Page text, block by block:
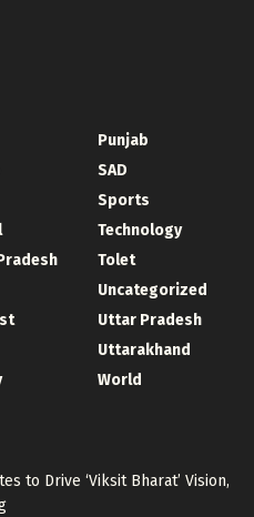
Punjab
SAD
Sports
Technology
Tolet
Uncategorized
Uttar Pradesh
Uttarakhand
World
to Drive ‘Viksit Bharat’ Vision,